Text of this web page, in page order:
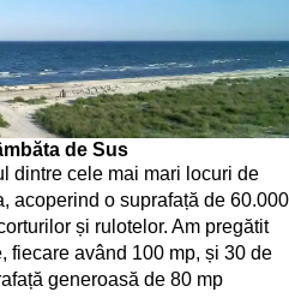
de Sus
dintre cele mai mari locuri de
acoperind o suprafață de 60.000
și rulotelor. Am pregătit
fiecare având 100 mp, și 30 de
generoasă de 80 mp